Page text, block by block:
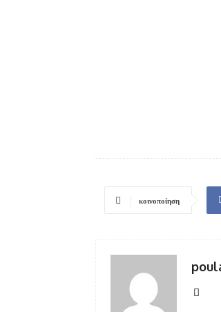
κοινοποίηση